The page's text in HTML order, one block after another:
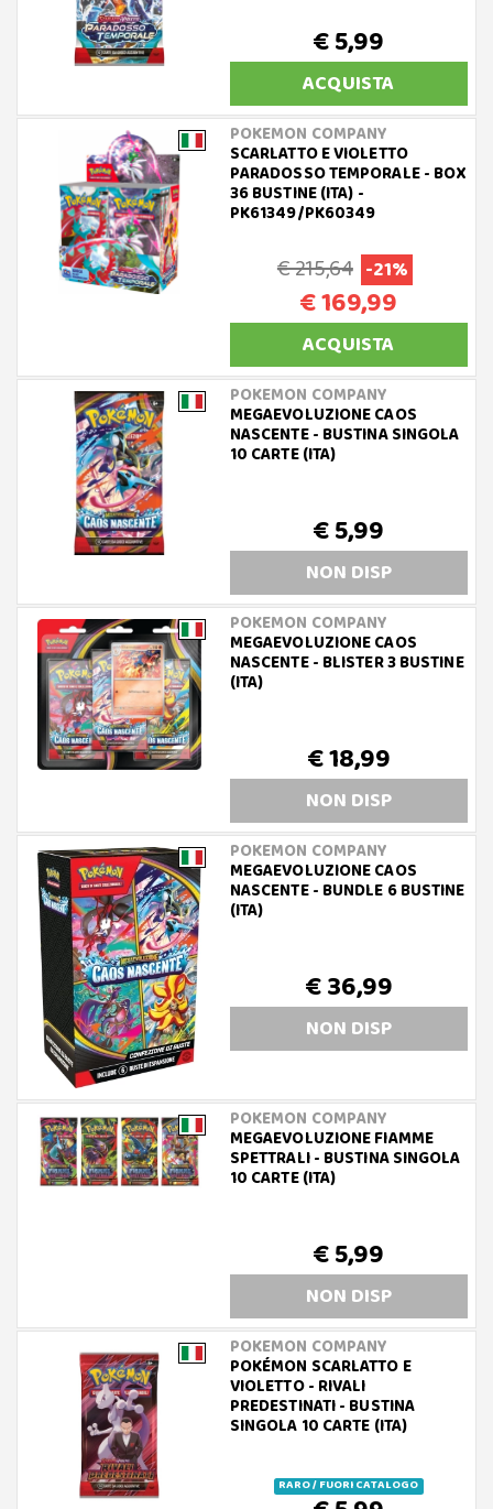
€ 5,99
ACQUISTA
POKEMON COMPANY
SCARLATTO E VIOLETTO
PARADOSSO TEMPORALE - BOX
36 BUSTINE (ITA) -
PK61349/PK60349
€ 215,64 -21%
€ 169,99
ACQUISTA
POKEMON COMPANY
MEGAEVOLUZIONE CAOS
NASCENTE - BUSTINA SINGOLA
10 CARTE (ITA)
€ 5,99
NON DISP
POKEMON COMPANY
MEGAEVOLUZIONE CAOS
NASCENTE - BLISTER 3 BUSTINE
(ITA)
€ 18,99
NON DISP
POKEMON COMPANY
MEGAEVOLUZIONE CAOS
NASCENTE - BUNDLE 6 BUSTINE
(ITA)
€ 36,99
NON DISP
POKEMON COMPANY
MEGAEVOLUZIONE FIAMME
SPETTRALI - BUSTINA SINGOLA
10 CARTE (ITA)
€ 5,99
NON DISP
POKEMON COMPANY
POKÉMON SCARLATTO E
VIOLETTO - RIVALI
PREDESTINATI - BUSTINA
SINGOLA 10 CARTE (ITA)
RARO / FUORI CATALOGO